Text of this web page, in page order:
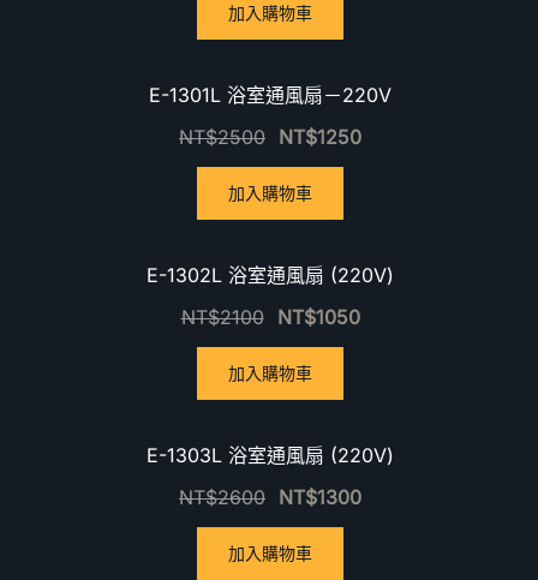
加入購物車
E-1301L 浴室通風扇－220V
NT$2500 NT$1250
加入購物車
E-1302L 浴室通風扇 (220V)
NT$2100 NT$1050
加入購物車
E-1303L 浴室通風扇 (220V)
NT$2600 NT$1300
加入購物車